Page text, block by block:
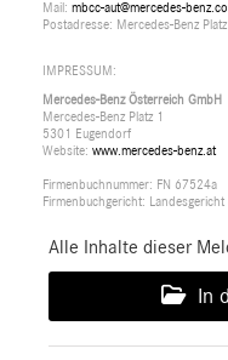
Mail: mbcc-aut@mercedes-
Postadresse: Mercedes-Benz
IMPRESSUM:
Mercedes-Benz Österreich GmbH
Mercedes-Benz Platz 1
5301 Eugendorf
Website: www.mercedes-benz.at
Firmenbuchnummer: FN 67524a
Firmenbuchgericht: Landesgericht
Alle Inhalte dieser
In